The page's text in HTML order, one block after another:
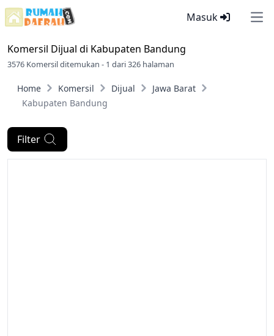
Masuk
Komersil Dijual di Kabupaten Bandung
3576 Komersil ditemukan - 1 dari 326 halaman
Home Komersil Dijual
Jawa Barat
Kabupaten Bandung
Filter